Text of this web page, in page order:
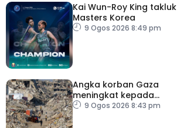
Kai Wun-Roy King takluk
Masters Korea
9 Ogos 2026 8:49 pm
Angka korban Gaza
meningkat kepada
73,386 orang
9 Ogos 2026 8:43 pm